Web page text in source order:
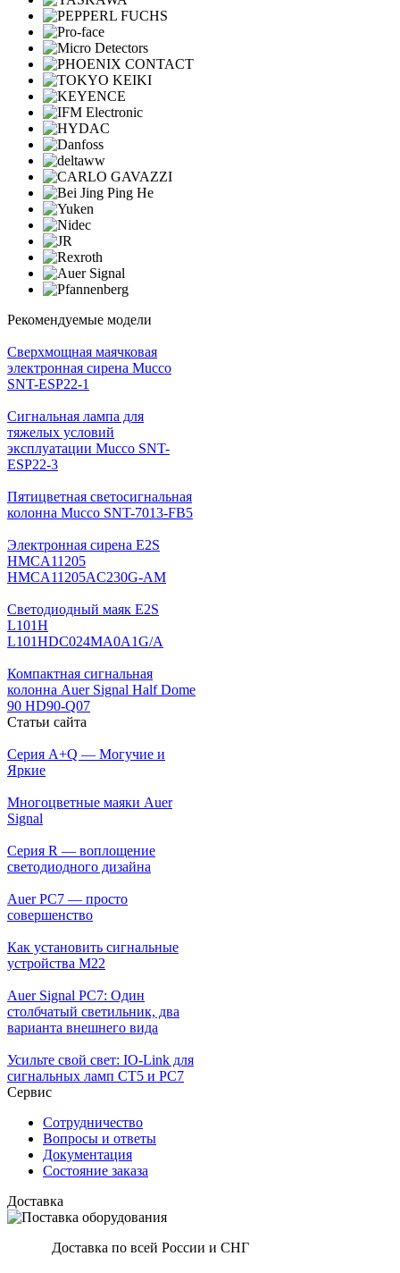
Рекомендуемые модели
Cверхмощная маячковая
электронная сирена Mucco
SNT-ESP22-1
Сигнальная лампа для
тяжелых условий
эксплуатации Mucco SNT-
ESP22-3
Пятицветная светосигнальная
колонна Mucco SNT-7013-FB5
Электронная сирена E2S
HMCA11205
HMCA11205AC230G-AM
Светодиодный маяк E2S
L101H
L101HDC024MA0A1G/A
Компактная сигнальная
колонна Auer Signal Half Dome
90 HD90-Q07
Статьи сайта
Серия A+Q — Могучие и
Яркие
Многоцветные маяки Auer
Signal
Серия R — воплощение
светодиодного дизайна
Auer PC7 — просто
совершенство
Как установить сигнальные
устройства М22
Auer Signal PC7: Один
столбчатый светильник, два
варианта внешнего вида
Усильте свой свет: IO-Link для
сигнальных ламп CT5 и PC7
Сервис
Сотрудничество
Вопросы и ответы
Документация
Состояние заказа
Доставка
Доставка по всей России и СНГ